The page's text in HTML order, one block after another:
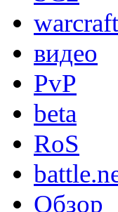
warcraft
видео
PvP
beta
RoS
Обзор